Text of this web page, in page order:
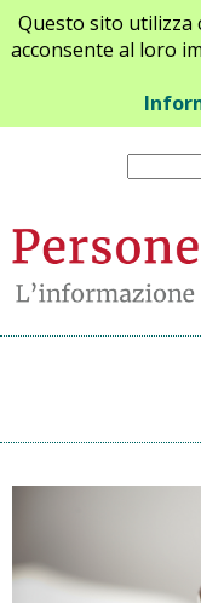
Questo sito utilizza
acconsente al loro
Chi
Archivio